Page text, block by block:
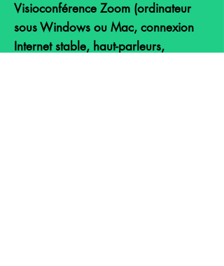
Visioconférence Zoom (ordinateur
sous Windows ou Mac, connexion
Internet stable, haut-parleurs,